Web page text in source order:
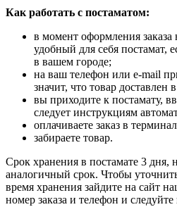
Как работать с постаматом:
в момент оформления заказа
удобный для себя постамат,
в вашем городе;
на ваш телефон или e-mail
значит, что товар доставлен
вы приходите к постамату,
следует инструкциям
оплачиваете заказ в
забираете товар.
Срок хранения в постамате 3
аналогичный срок. Чтобы
время хранения зайдите на сайт
номер заказа и телефон и следуйте